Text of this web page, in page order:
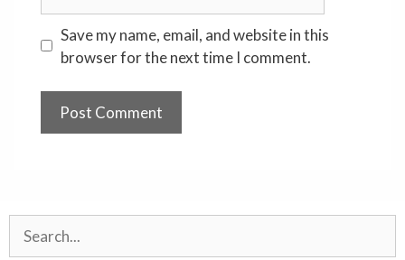
Save my name, email, and website in this
browser for the next time I comment.